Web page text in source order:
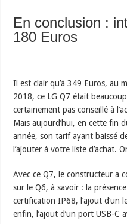
En conclusion :
180 Euros
Il est clair qu’à 349 Euros, au
2018, ce LG Q7 était
certainement pas conseillé à
Mais aujourd’hui, en cette fin
année, son tarif ayant baissé
l’ajouter à votre liste d’achat.
Avec ce Q7, le constructeur a
sur le Q6, à savoir : la
certification IP68, l’ajout d’un
enfin, l’ajout d’un port USB-C